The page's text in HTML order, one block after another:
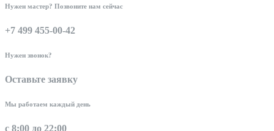
Нужен мастер? Позвоните нам сейчас
+7 499 455-00-42
Нужен звонок?
Оставьте заявку
Мы работаем каждый день
с 8:00 до 22:00